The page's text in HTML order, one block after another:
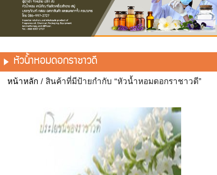
หัวน้ำหอมดอกราชาวดี
หน้าหลัก / สินค้าที่มีป้ายกำกับ “หัวน้ำหอมดอกราชาวดี”